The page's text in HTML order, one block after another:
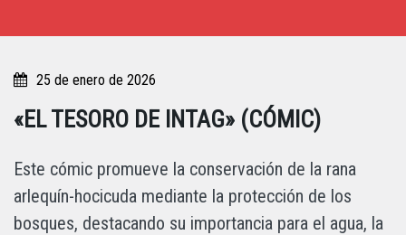
25 de enero de 2026
«EL TESORO DE INTAG» (CÓMIC)
Este cómic promueve la conservación de la rana
arlequín-hocicuda mediante la protección de los
bosques, destacando su importancia para el agua, la